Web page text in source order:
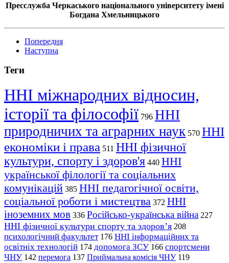
Пресслужба Черкаського національного університету імені
Богдана Хмельницького
Попередня
Наступна
Теги
ННІ міжнародних відносин,
історії та філософії 796 ННІ
природничих та аграрних наук 570 ННІ
економіки і права 511 ННІ фізичної
культури, спорту і здоров'я 440 ННІ
української філології та соціальних
комунікацій 385 ННІ педагогічної освіти,
соціальної роботи і мистецтва 372 ННІ
іноземних мов 336 Російсько-українська війна 227
ННІ фізичної культури спорту та здоров’я 208
психологічний факультет 176 ННІ інформаційних та
освітніх технологій 174 допомога ЗСУ 166 спортсмени
ЧНУ 142 перемога 137 Приймальна комісія ЧНУ 119